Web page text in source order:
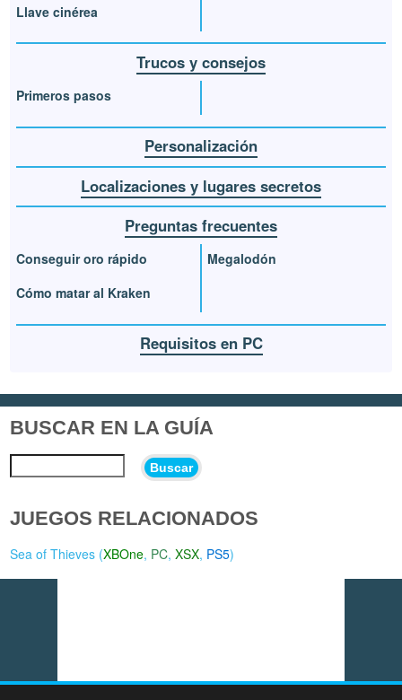
Llave cinérea
Trucos y consejos
Primeros pasos
Personalización
Localizaciones y lugares secretos
Preguntas frecuentes
Conseguir oro rápido
Cómo matar al Kraken
Megalodón
Requisitos en PC
BUSCAR EN LA GUÍA
Buscar
JUEGOS RELACIONADOS
Sea of Thieves (XBOne, PC,XSX, PS5)